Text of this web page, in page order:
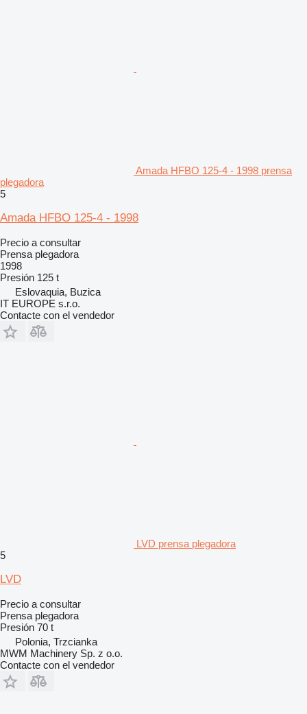
Amada HFBO 125-4 - 1998 prensa
plegadora
5
Amada HFBO 125-4 - 1998
Precio a consultar
Prensa plegadora
1998
Presión 125 t
Eslovaquia, Buzica
IT EUROPE s.r.o.
Contacte con el vendedor
LVD prensa plegadora
5
LVD
Precio a consultar
Prensa plegadora
Presión 70 t
Polonia, Trzcianka
MWM Machinery Sp. z o.o.
Contacte con el vendedor